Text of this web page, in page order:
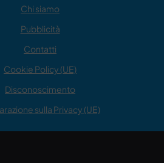
Chi siamo
Pubblicità
Contatti
Cookie Policy (UE)
Disconoscimento
sulla Privacy (UE)